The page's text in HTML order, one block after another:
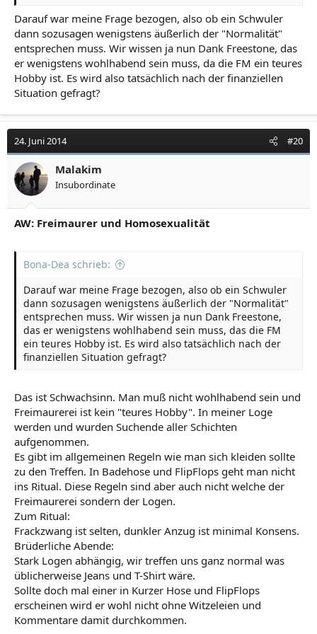
Darauf war meine Frage bezogen, also ob ein Schwuler
dann sozusagen wenigstens äußerlich der "Normalität"
entsprechen muss. Wir wissen ja nun Dank Freestone, das
er wenigstens wohlhabend sein muss, da die FM ein teures
Hobby ist. Es wird also tatsächlich nach der finanziellen
Situation gefragt?
24. Juni 2014 #20
Malakim
Insubordinate
AW: Freimaurer und Homosexualität
Bona-Dea schrieb:
Darauf war meine Frage bezogen, also ob ein Schwuler
dann sozusagen wenigstens äußerlich der "Normalität"
entsprechen muss. Wir wissen ja nun Dank Freestone,
das er wenigstens wohlhabend sein muss, das die FM
ein teures Hobby ist. Es wird also tatsächlich nach der
finanziellen Situation gefragt?
Das ist Schwachsinn. Man muß nicht wohlhabend sein und
Freimaurerei ist kein "teures Hobby". In meiner Loge
werden und wurden Suchende aller Schichten
aufgenommen.
Es gibt im allgemeinen Regeln wie man sich kleiden sollte
zu den Treffen. In Badehose und FlipFlops geht man nicht
ins Ritual. Diese Regeln sind aber auch nicht welche der
Freimaurerei sondern der Logen.
Zum Ritual:
Frackzwang ist selten, dunkler Anzug ist minimal Konsens.
Brüderliche Abende:
Stark Logen abhängig, wir treffen uns ganz normal was
üblicherweise Jeans und T-Shirt wäre.
Sollte doch mal einer in Kurzer Hose und FlipFlops
erscheinen wird er wohl nicht ohne Witzeleien und
Kommentare damit durchkommen.